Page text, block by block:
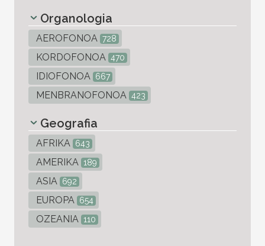
Organologia
AEROFONOA 728
KORDOFONOA 470
IDIOFONOA 667
MENBRANOFONOA 423
Geografia
AFRIKA 643
AMERIKA 189
ASIA 692
EUROPA 654
OZEANIA 110